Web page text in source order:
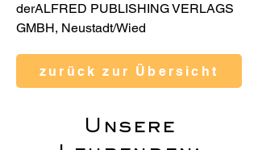
derALFRED PUBLISHING VERLAGS
GMBH, Neustadt/Wied
zurück zur Übersicht
Unsere